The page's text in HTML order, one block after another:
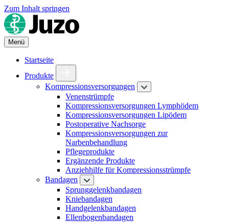
Zum Inhalt springen
Menü
Startseite
Produkte
Kompressionsversorgungen
Venenstrümpfe
Kompressionsversorgungen Lymphödem
Kompressionsversorgungen Lipödem
Postoperative Nachsorge
Kompressionsversorgungen zur
Narbenbehandlung
Pflegeprodukte
Ergänzende Produkte
Anziehhilfe für Kompressionsstrümpfe
Bandagen
Sprunggelenkbandagen
Kniebandagen
Handgelenkbandagen
Ellenbogenbandagen